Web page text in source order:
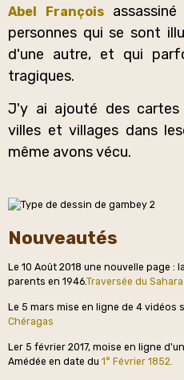
Abel Françoisassassiné
personnes qui se sont
d'une autre, et qui
tragiques.
J'y ai ajouté des cartes
villes et villages dans
même avons vécu.
Nouveautés
Le 10 Août 2018 une nouvelle page :
parents en 1946.Traversée du
Le 5 mars mise en ligne de 4 vidéos
Chéragas
Ler 5 février 2017, moise en ligne
Amédée en date du 1° Février 1852.